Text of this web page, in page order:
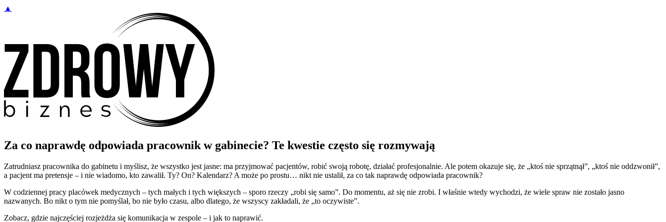
▲
Za co naprawdę odpowiada pracownik w gabinecie? Te kwestie często się rozmywają
Zatrudniasz pracownika do gabinetu i myślisz, że wszystko jest jasne: ma przyjmować pacjentów, robić swoją robotę, działać profesjonalnie. Ale potem okazuje się, że „ktoś nie sprzątnął”, „ktoś nie oddzwonił”,
a pacjent ma pretensje – i nie wiadomo, kto zawalił. Ty? On? Kalendarz? A może po prostu… nikt nie ustalił, za co tak naprawdę odpowiada pracownik?
W codziennej pracy placówek medycznych – tych małych i tych większych – sporo rzeczy „robi się samo”. Do momentu, aż się nie zrobi. I właśnie wtedy wychodzi, że wiele spraw nie zostało jasno
nazwanych. Bo nikt o tym nie pomyślał, bo nie było czasu, albo dlatego, że wszyscy zakładali, że „to oczywiste”.
Zobacz, gdzie najczęściej rozjeżdża się komunikacja w zespole – i jak to naprawić.